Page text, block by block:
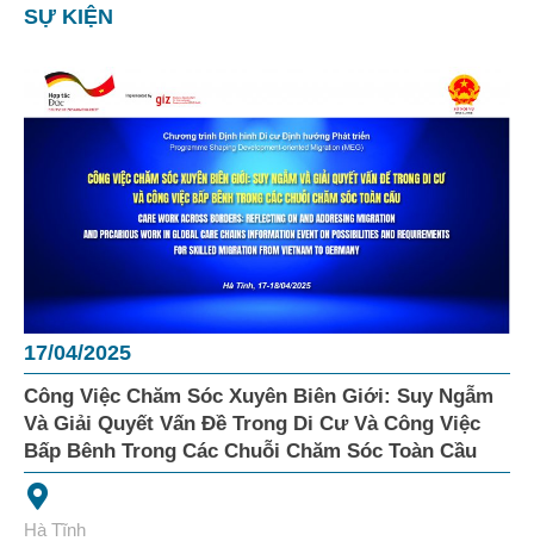
SỰ KIỆN
17/04/2025
Công Việc Chăm Sóc Xuyên Biên Giới: Suy Ngẫm
Và Giải Quyết Vấn Đề Trong Di Cư Và Công Việc
Bấp Bênh Trong Các Chuỗi Chăm Sóc Toàn Cầu
Hà Tĩnh